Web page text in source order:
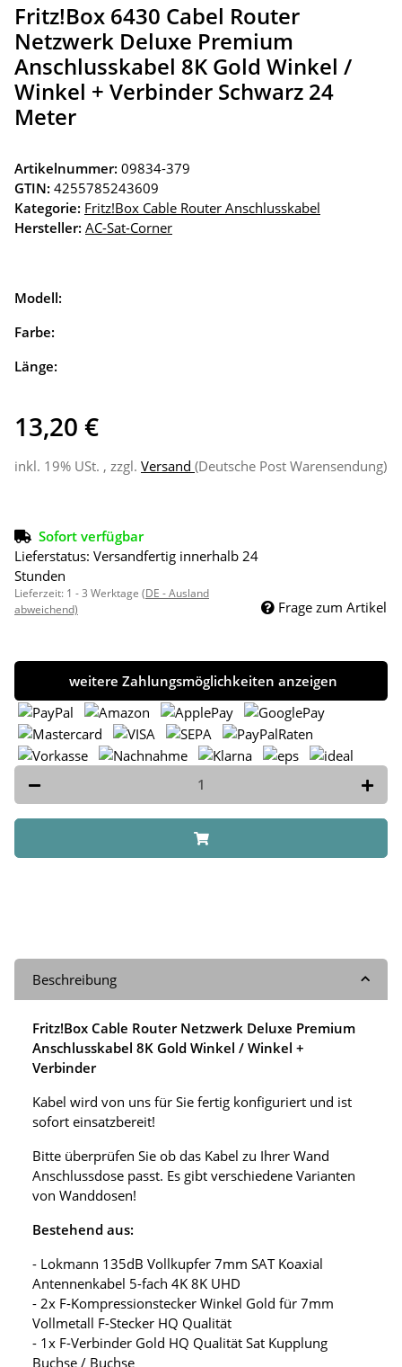
Fritz!Box 6430 Cabel Router
Netzwerk Deluxe Premium
Anschlusskabel 8K Gold Winkel /
Winkel + Verbinder Schwarz 24
Meter
Artikelnummer: 09834-379
GTIN: 4255785243609
Kategorie: Fritz!Box Cable Router Anschlusskabel
Hersteller: AC-Sat-Corner
Modell:
Farbe:
Länge:
13,20 €
inkl. 19% USt. , zzgl. Versand (Deutsche Post Warensendung)
Sofort verfügbar
Lieferstatus: Versandfertig innerhalb 24
Stunden
Lieferzeit: 1 - 3 Werktage (DE - Ausland
abweichend)
Frage zum Artikel
weitere Zahlungsmöglichkeiten anzeigen
Beschreibung
Fritz!Box Cable Router Netzwerk Deluxe Premium
Anschlusskabel 8K Gold Winkel / Winkel +
Verbinder
Kabel wird von uns für Sie fertig konfiguriert und ist
sofort einsatzbereit!
Bitte überprüfen Sie ob das Kabel zu Ihrer Wand
Anschlussdose passt. Es gibt verschiedene Varianten
von Wanddosen!
Bestehend aus:
- Lokmann 135dB Vollkupfer 7mm SAT Koaxial
Antennenkabel 5-fach 4K 8K UHD
- 2x F-Kompressionstecker Winkel Gold für 7mm
Vollmetall F-Stecker HQ Qualität
- 1x F-Verbinder Gold HQ Qualität Sat Kupplung
Buchse / Buchse